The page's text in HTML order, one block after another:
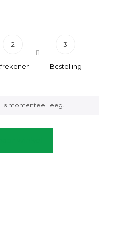
2 3
Bestelling
momenteel leeg.